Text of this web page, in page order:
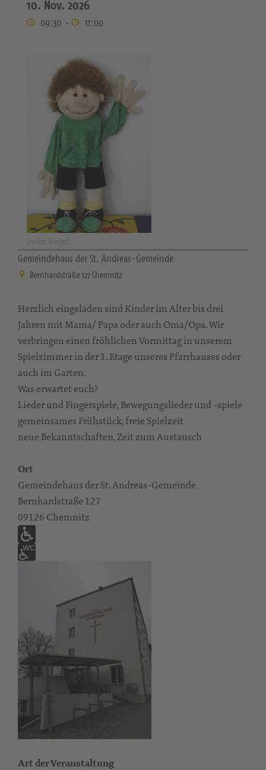
10. Nov. 2026
09:30 - 11:00
Gemeindehaus der St. Andreas-Gemeinde
Bernhardstraße 127 Chemnitz
Herzlich eingeladen sind Kinder im Alter bis drei
Jahren mit Mama/ Papa oder auch Oma/Opa. Wir
verbringen einen fröhlichen Vormittag in unserem
Spielzimmer in der 1. Etage unseres Pfarrhauses oder
auch im Garten.
Was erwartet euch?
Lieder und Fingerspiele, Bewegungslieder und -spiele
gemeinsames Frühstück, freie Spielzeit
neue Bekanntschaften, Zeit zum Austausch
Ort
Gemeindehaus der St. Andreas-Gemeinde
Bernhardstraße 127
09126 Chemnitz
Art der Veranstaltung